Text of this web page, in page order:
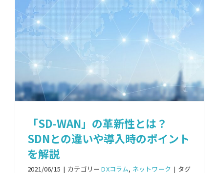
「SD-WAN」の革新性とは？
SDNとの違いや導入時のポイント
を解説
2021/06/15 | カテゴリーDXコラム, ネットワーク | タグ